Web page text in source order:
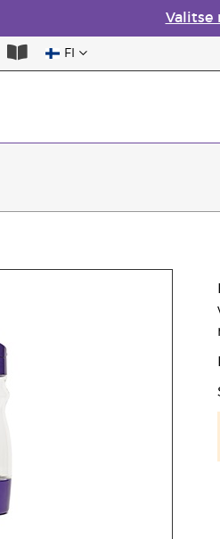
Valitse
FI